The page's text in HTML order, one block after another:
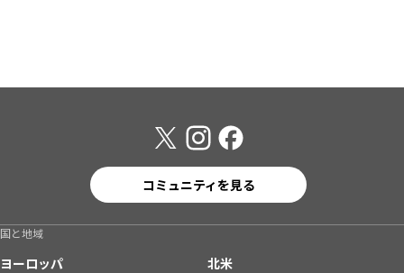
コミュニティを見る
国と地域
ヨーロッパ
北米